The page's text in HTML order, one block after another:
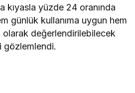
kıyasla yüzde 24 oranında
günlük kullanıma uygun hem
değerlendirilebilecek
gözlemlendi.